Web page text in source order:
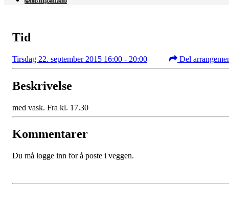
Tid
Tirsdag 22. september 2015 16:00 - 20:00 Del
Beskrivelse
med vask. Fra kl. 17.30
Kommentarer
Du må logge inn for å poste i veggen.